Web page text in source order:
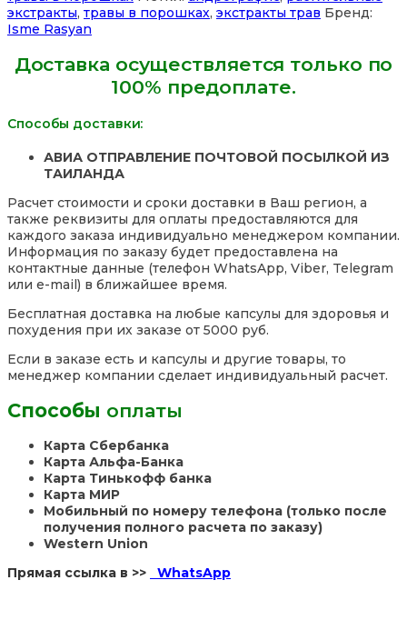
Rasyan,
1000
Таиланд
экстракты, травы в порошках, экстракты трав Бренд:
Isme Rasyan
Доставка осуществляется только по
100% предоплате.
Способы доставки:
АВИА ОТПРАВЛЕНИЕ ПОЧТОВОЙ ПОСЫЛКОЙ ИЗ
ТАИЛАНДА
Расчет стоимости и сроки доставки в Ваш регион, а
также реквизиты для оплаты предоставляются для
каждого заказа индивидуально менеджером компании.
Информация по заказу будет предоставлена на
контактные данные (телефон WhatsApp, Viber, Telegram
или e-mail) в ближайшее время.
Бесплатная доставка на любые капсулы для здоровья и
похудения при их заказе от 5000 руб.
Если в заказе есть и капсулы и другие товары, то
менеджер компании сделает индивидуальный расчет.
Способы оплаты
Карта Сбербанка
Карта Альфа-Банка
Карта Тинькофф банка
Карта МИР
Мобильный по номеру телефона (только после
получения полного расчета по заказу)
Western Union
Прямая ссылка в >>
WhatsApp